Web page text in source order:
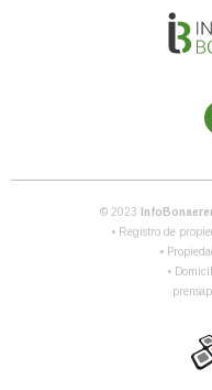
© 2023
• Registro de
•
•